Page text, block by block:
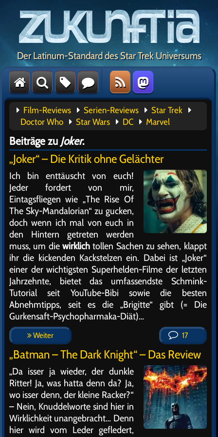
Der Latinum-Standard des Star Trek Universums
Film-Reviews Serien-Reviews
Star Trek
Doctor Who
Star Wars DC Marvel
Beiträge zu Joker.
„Joker“ – Die Kritik ohne Gelächter
Ich bin enttäuscht von euch!
Jeder fordert von mir,
Eintagsfliegen wie „The Rise Of
The Sky-Mandalorian“ zu gucken,
doch wenn ich mal von euch in
den Hintern getreten werden
muss, um die wirklichtollen Sachen zu sehen, klappt
ihr die kickenden Kackstelzen ein. Dabei ist „Joker“
einer der wichtigsten Superhelden-Filme der letzten
Jahrzehnte, bietet das umfassendste Schmink-
Tutorial seit YouTube-Bibi sowie die besten
Abnehmtipps, seit es die „Brigitte“ gibt (= Die
Gurkensaft-Psychopharmaka-Diät)…
Weiter 17
„Batman – The Dark Knight“ – Das Review
„Da isser ja wieder, der dunkle
Ritter! Ja, was hatta denn da? Ja,
wo isser denn, der kleine Racker?“
– Nein, Knuddelworte sind hier in
Wirklichkeit unangebracht… Denn
hier wird vom Leder gefledert,